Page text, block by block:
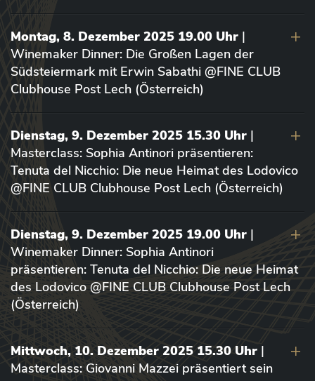
Montag, 8. Dezember 2025 19.00 Uhr |
Winemaker Dinner: Die Großen Lagen der
Südsteiermark mit Erwin Sabathi @FINE CLUB
Clubhouse Post Lech (Österreich)
Dienstag, 9. Dezember 2025 15.30 Uhr |
Masterclass: Sophia Antinori präsentieren:
Tenuta del Nicchio: Die neue Heimat des Lodovico
@FINE CLUB Clubhouse Post Lech (Österreich)
Dienstag, 9. Dezember 2025 19.00 Uhr |
Winemaker Dinner: Sophia Antinori
präsentieren: Tenuta del Nicchio: Die neue Heimat
des Lodovico @FINE CLUB Clubhouse Post Lech
(Österreich)
Mittwoch, 10. Dezember 2025 15.30 Uhr |
Masterclass: Giovanni Mazzei präsentiert sein